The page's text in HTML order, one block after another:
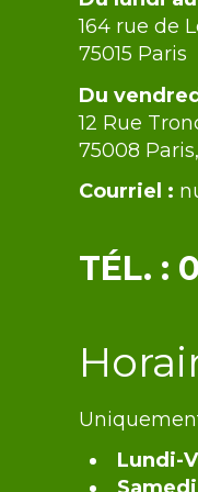
164 rue de
75015 Paris
Du
12 Rue
75008
Courriel :
TÉL. :
Texte
Lundi-